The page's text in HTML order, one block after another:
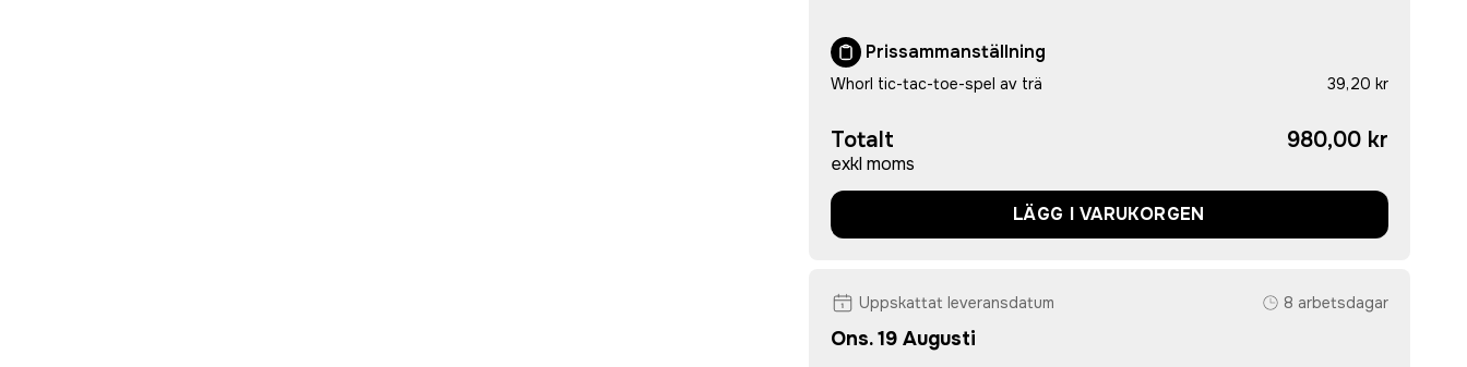
Prissammanställning
Whorl tic-tac-toe-spel av trä 39,20 kr
Totalt
exkl moms
980,00 kr
LÄGG I VARUKORGEN
Uppskattat leveransdatum 8 arbetsdagar
Ons. 19 Augusti